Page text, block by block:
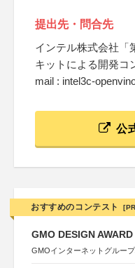
提出先・問合先
インテル株式会社「
キットによる開発コ
mail : intel3c-
公
おすすめのコンテスト
GMO DESIGN
GMOインターネットグルー